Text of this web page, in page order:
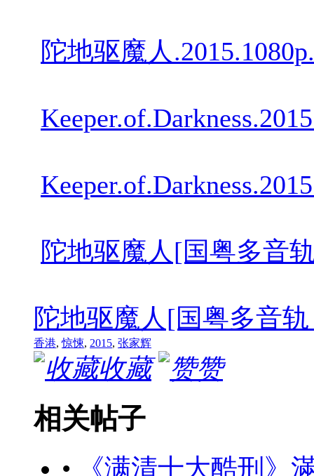
陀地驱魔人
陀地驱魔人[国粤多音
陀地驱魔人[国粤多音轨
香港,惊悚, 2015, 张家辉
收藏 赞
相关帖子
•
《满清十大酷刑》